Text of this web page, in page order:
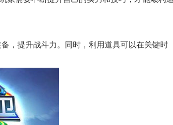
，提升战斗力。同时，利用道具可以在关键时